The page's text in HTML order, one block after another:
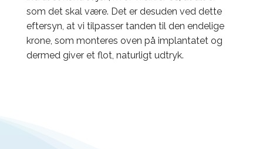
som det skal være. Det er desuden ved dette
eftersyn, at vi tilpasser tanden til den endelige
krone, som monteres oven på implantatet og
dermed giver et flot, naturligt udtryk.